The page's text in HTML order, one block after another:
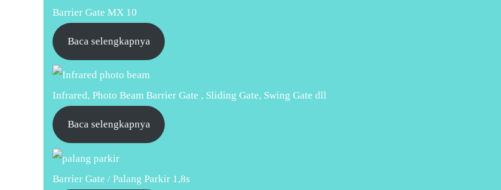
Barrier Gate MX 10
Baca selengkapnya
Infrared, Photo Beam Barrier Gate , Sliding Gate, Swing Gate dll
Baca selengkapnya
Barrier Gate / Palang Parkir 1,8s